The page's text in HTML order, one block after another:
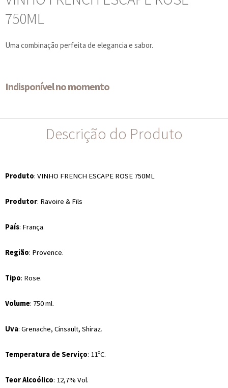
750ML
Uma combinação perfeita de elegancia e sabor.
Indisponível no momento
Descrição do Produto
Produto: VINHO FRENCH ESCAPE ROSE 750ML
Produtor: Ravoire & Fils
País: França.
Região: Provence.
Tipo: Rose.
Volume: 750 ml.
Uva: Grenache, Cinsault, Shiraz.
Temperatura de Serviço: 11ºC.
Teor Alcoólico: 12,7% Vol.